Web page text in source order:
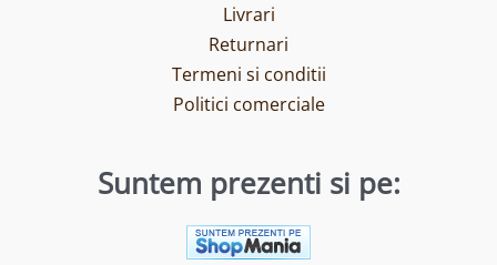
Livrari
Returnari
Termeni si conditii
Politici comerciale
Suntem prezenti si pe: